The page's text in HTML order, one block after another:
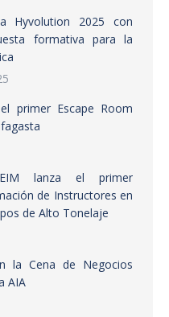
Hyvolution 2025 con
formativa para la
primer Escape Room
lanza el primer
de Instructores en
de Alto Tonelaje
la Cena de Negocios
AIA